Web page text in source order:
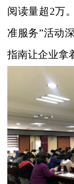
阅读量超2万
准服务”活动
指南让企业拿